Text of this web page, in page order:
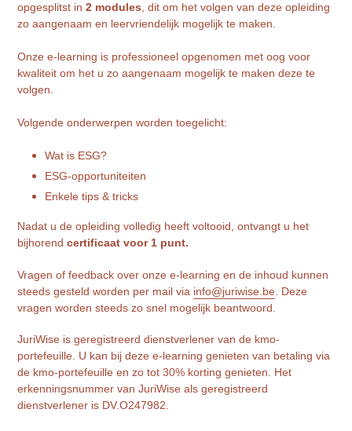
opgesplitst in 2 modules, dit om het volgen van deze opleiding
zo aangenaam en leervriendelijk mogelijk te maken.
Onze e-learning is professioneel opgenomen met oog voor
kwaliteit om het u zo aangenaam mogelijk te maken deze te
volgen.
Volgende onderwerpen worden toegelicht:
Wat is ESG?
ESG-opportuniteiten
Enkele tips & tricks
Nadat u de opleiding volledig heeft voltooid, ontvangt u het
bijhorend certificaat voor 1 punt.
Vragen of feedback over onze e-learning en de inhoud kunnen
steeds gesteld worden per mail via info@juriwise.be . Deze
vragen worden steeds zo snel mogelijk beantwoord.
JuriWise is geregistreerd dienstverlener van de kmo-
portefeuille. U kan bij deze e-learning genieten van betaling via
de kmo-portefeuille en zo tot 30% korting genieten. Het
erkenningsnummer van JuriWise als geregistreerd
dienstverlener is DV.O247982.